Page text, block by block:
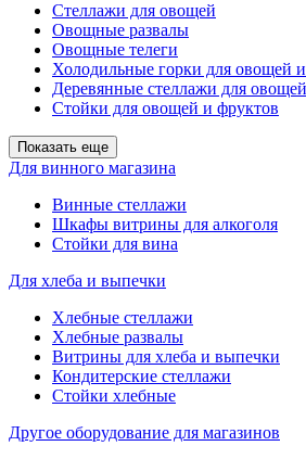
Стеллажи для овощей
Овощные развалы
Овощные телеги
Холодильные горки для овощей
Деревянные стеллажи для овощей
Стойки для овощей и фруктов
Показать еще
Для винного магазина
Винные стеллажи
Шкафы витрины для алкоголя
Стойки для вина
Для хлеба и выпечки
Хлебные стеллажи
Хлебные развалы
Витрины для хлеба и выпечки
Кондитерские стеллажи
Стойки хлебные
Другое оборудование для магазинов